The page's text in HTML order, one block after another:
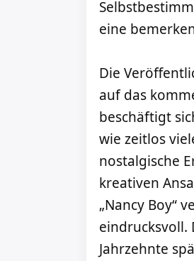
eine
Die
auf das
beschäftigt
wie zeitlos
nostalgische
kreativen
„Nancy Boy“
eindrucksvoll.
Jahrzehnte